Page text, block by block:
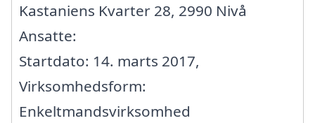
Kastaniens Kvarter 28, 2990 Nivå
Ansatte:
Startdato: 14. marts 2017,
Virksomhedsform:
Enkeltmandsvirksomhed